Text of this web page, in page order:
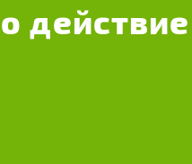
действие